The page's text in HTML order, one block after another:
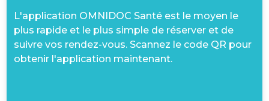
L'application OMNIDOC Santé est le moyen le
plus rapide et le plus simple de réserver et de
suivre vos rendez-vous. Scannez le code QR pour
obtenir l'application maintenant.